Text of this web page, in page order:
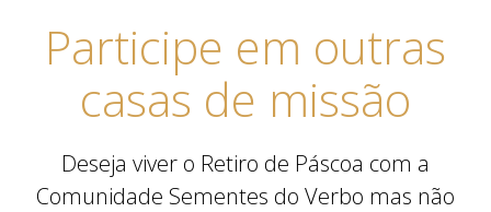
Participe em outras
casas de missão
Deseja viver o Retiro de Páscoa com a
Comunidade Sementes do Verbo mas não